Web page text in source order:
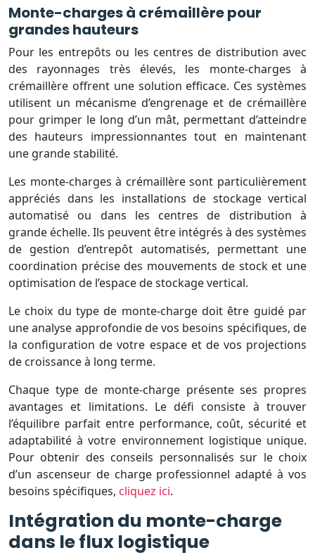
Monte-charges à crémaillère pour
grandes hauteurs
Pour les entrepôts ou les centres de distribution avec
des rayonnages très élevés, les monte-charges à
crémaillère offrent une solution efficace. Ces systèmes
utilisent un mécanisme d’engrenage et de crémaillère
pour grimper le long d’un mât, permettant d’atteindre
des hauteurs impressionnantes tout en maintenant
une grande stabilité.
Les monte-charges à crémaillère sont particulièrement
appréciés dans les installations de stockage vertical
automatisé ou dans les centres de distribution à
grande échelle. Ils peuvent être intégrés à des systèmes
de gestion d’entrepôt automatisés, permettant une
coordination précise des mouvements de stock et une
optimisation de l’espace de stockage vertical.
Le choix du type de monte-charge doit être guidé par
une analyse approfondie de vos besoins spécifiques, de
la configuration de votre espace et de vos projections
de croissance à long terme.
Chaque type de monte-charge présente ses propres
avantages et limitations. Le défi consiste à trouver
l’équilibre parfait entre performance, coût, sécurité et
adaptabilité à votre environnement logistique unique.
Pour obtenir des conseils personnalisés sur le choix
d’un ascenseur de charge professionnel adapté à vos
besoins spécifiques, cliquez ici.
Intégration du monte-charge
dans le flux logistique